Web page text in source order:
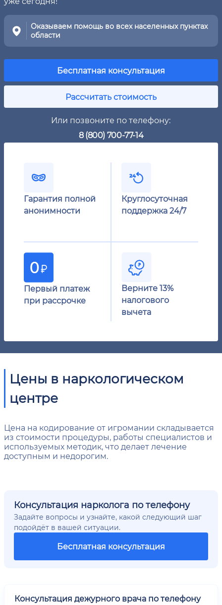
Оказываем помощь во всех населенных пунктах
области
Бесплатная консультация
Рассчитать стоимость
Или позвоните по телефону:
8 (800) 700-77-14
Гарантия полной
анонимности
Круглосуточная
поддержка 24/7
Первый платеж
при рассрочке
Верните 13%
налогового
вычета
Цены в наркологическом
центре
Цена на кодирование от игромании складывается
из стоимости процедуры, работы специалистов и
используемых методик, что делает лечение
доступным и недорогим.
Консультация нарколога по телефону
Задайте вопросы и узнайте, какой следующий шаг
подойдёт в вашей ситуации.
Бесплатная консультация
Консультация дежурного врача по телефону